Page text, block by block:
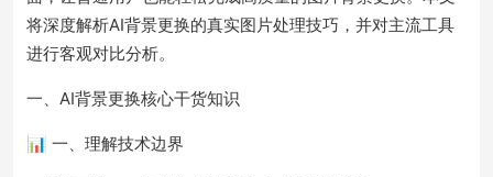
将深度解析AI背景更换的真实图片处理技巧，并对主流工具
进行客观对比分析。
一、AI背景更换核心干货知识
📊 一、理解技术边界